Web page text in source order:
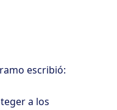
escribió:
a los